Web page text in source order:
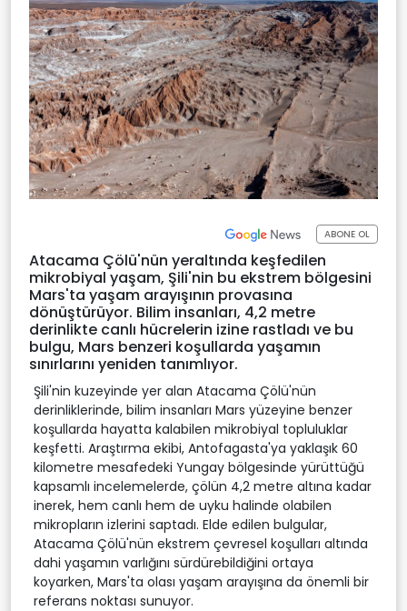
ABONE OL
Atacama Çölü'nün yeraltında keşfedilen
mikrobiyal yaşam, Şili'nin bu ekstrem bölgesini
Mars'ta yaşam arayışının provasına
dönüştürüyor. Bilim insanları, 4,2 metre
derinlikte canlı hücrelerin izine rastladı ve bu
bulgu, Mars benzeri koşullarda yaşamın
sınırlarını yeniden tanımlıyor.
Şili'nin kuzeyinde yer alan Atacama Çölü'nün
derinliklerinde, bilim insanları Mars yüzeyine benzer
koşullarda hayatta kalabilen mikrobiyal topluluklar
keşfetti. Araştırma ekibi, Antofagasta'ya yaklaşık 60
kilometre mesafedeki Yungay bölgesinde yürüttüğü
kapsamlı incelemelerde, çölün 4,2 metre altına kadar
inerek, hem canlı hem de uyku halinde olabilen
mikropların izlerini saptadı. Elde edilen bulgular,
Atacama Çölü'nün ekstrem çevresel koşulları altında
dahi yaşamın varlığını sürdürebildiğini ortaya
koyarken, Mars'ta olası yaşam arayışına da önemli bir
referans noktası sunuyor.